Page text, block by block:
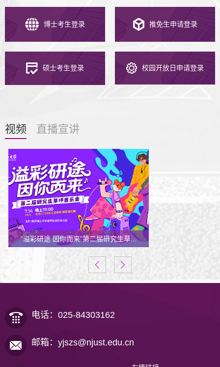
博士考生登录 推免生申请登录
硕士考生登录 校园开放日申请登录
视频 直播宣讲
“溢彩研途 因你而来”第二届研究生草...
电话：025-84303162
邮箱：yjszs@njust.edu.cn